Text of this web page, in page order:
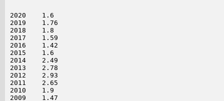
2020	1.6
2019	1.76
2018	1.8
2017	1.59
2016	1.42
2015	1.6
2014	2.49
2013	2.78
2012	2.93
2011	2.65
2010	1.9
2009	1.47